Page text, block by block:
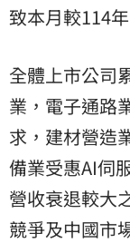
致本月較114
全體上市公司
業，電子通路
求，建材營造
備業受惠AI伺
營收衰退較大
競爭及中國市